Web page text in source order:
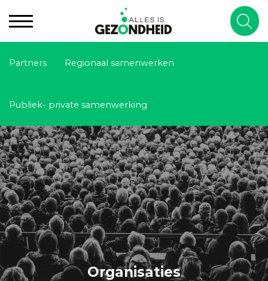
Partners Regionaal samenwerken
Publiek- private samenwerking
Organisaties